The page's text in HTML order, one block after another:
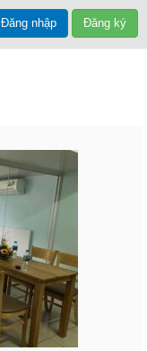
Đăng nhập Đăng ký